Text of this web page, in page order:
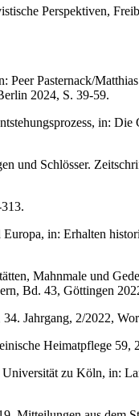
Perspektiven,
Peer Pasternack/
2024, S. 39-59.
in: Die
und Schlösser.
in: Erhalten
Mahnmale und
Bd. 43, Göttingen
Jahrgang, 2/2022,
Heimatpflege 59,
zu Köln, in: